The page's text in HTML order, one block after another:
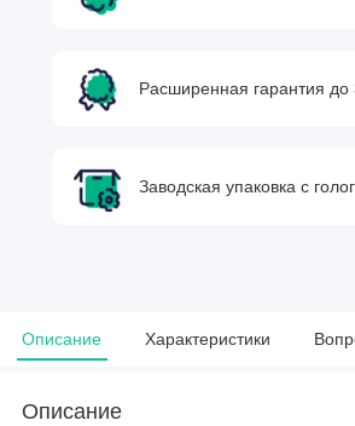
Расширенная гарантия до
Заводская упаковка с
Описание Характеристики
Описание